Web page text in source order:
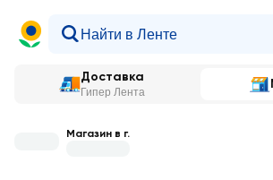
Доставка
Гипер Лента
Магазин в г.